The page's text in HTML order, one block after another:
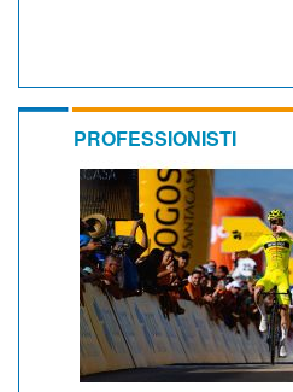
PROFESSIONISTI